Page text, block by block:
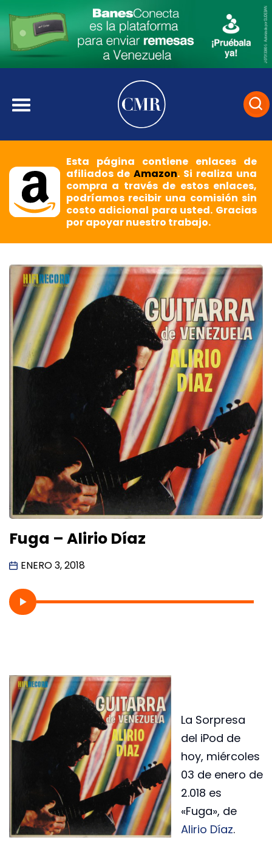
Esta página contiene enlaces de
afiliados deAmazon. Si realiza una
compra a través de estos enlaces,
podríamos recibir una comisión sin
costo adicional para usted. Gracias
por apoyar nuestro trabajo.
Fuga – Alirio Díaz
ENERO 3, 2018
La Sorpresa
del iPod de
hoy, miércoles
03 de enero de
2.018 es
«Fuga», de
Alirio Díaz.